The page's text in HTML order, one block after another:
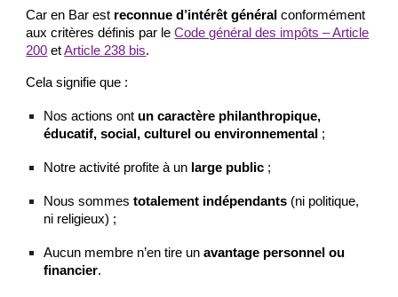
Car en Bar est reconnue d’intérêt général conformément
aux critères définis par leCode général des impôts – Article
200 etArticle 238 bis.
Cela signifie que :
Nos actions ont un caractère philanthropique,
éducatif, social, culturel ou environnemental ;
Notre activité profite à un large public ;
Nous sommestotalement indépendants (ni politique,
ni religieux) ;
Aucun membre n’en tire unavantage personnel ou
financier.